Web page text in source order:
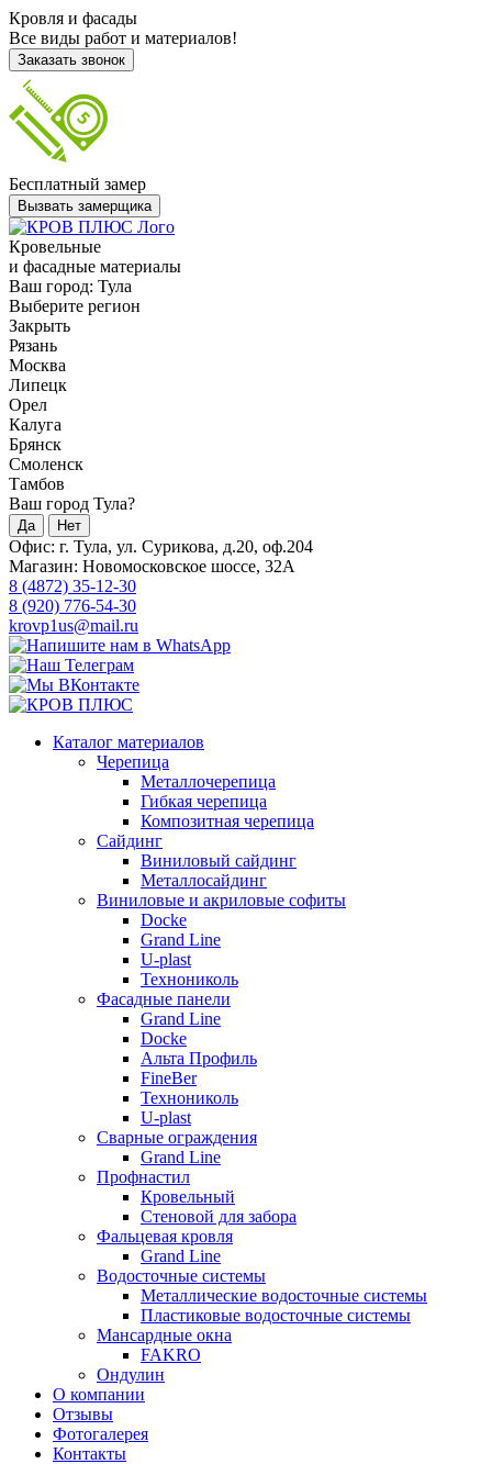
Кровля и фасады
Все виды работ и материалов!
Заказать звонок
Бесплатный замер
Вызвать замерщика
Кровельные
и фасадные материалы
Ваш город: Тула
Выберите регион
Закрыть
Рязань
Москва
Липецк
Орел
Калуга
Брянск
Смоленск
Тамбов
Ваш город Тула?
Да Нет
Офис: г. Тула, ул. Сурикова, д.20, оф.204
Магазин: Новомосковское шоссе, 32А
8 (4872) 35-12-30
8 (920) 776-54-30
krovp1us@mail.ru
Каталог материалов
Черепица
Металлочерепица
Гибкая черепица
Композитная черепица
Сайдинг
Виниловый сайдинг
Металлосайдинг
Виниловые и акриловые софиты
Docke
Grand Line
U-plast
Технониколь
Фасадные панели
Grand Line
Docke
Альта Профиль
FineBer
Технониколь
U-plast
Сварные ограждения
Grand Line
Профнастил
Кровельный
Стеновой для забора
Фальцевая кровля
Grand Line
Водосточные системы
Металлические водосточные системы
Пластиковые водосточные системы
Мансардные окна
FAKRO
Ондулин
О компании
Отзывы
Фотогалерея
Контакты